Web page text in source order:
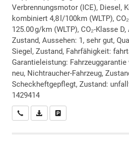
Verbrennungsmotor (ICE), Diesel,
kombiniert 4,8 l/100km (WLTP),
125.00 g/km (WLTP), CO₂-Klasse
Zustand, Aussehen: 1, sehr gut,
Siegel, Zustand, Fahrfähigkeit:
Garantieleistung:
neu, Nichtraucher-Fahrzeug,
Scheckheftgepflegt, Zustand:
1429414
Wir rufen Sie anPDF-Datei, Fahrzeugexposé